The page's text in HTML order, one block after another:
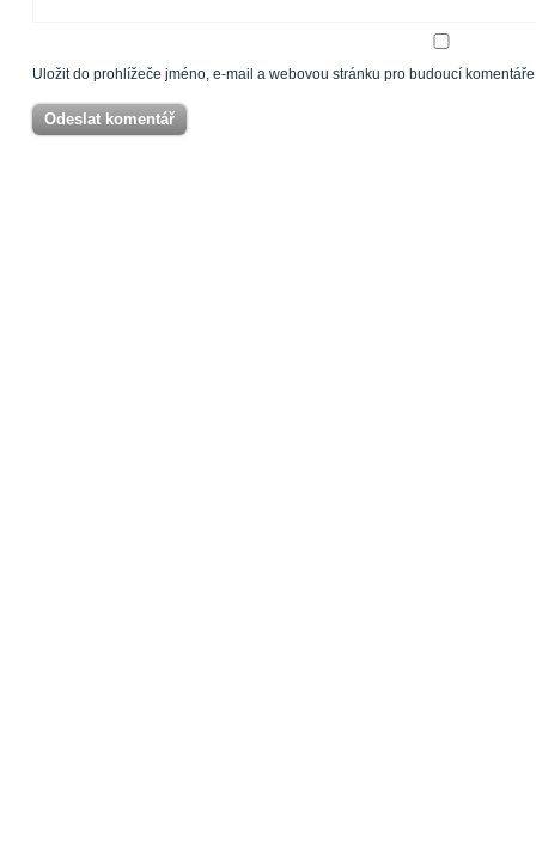
Uložit do prohlížeče jméno, e-mail a webovou stránku pro budoucí